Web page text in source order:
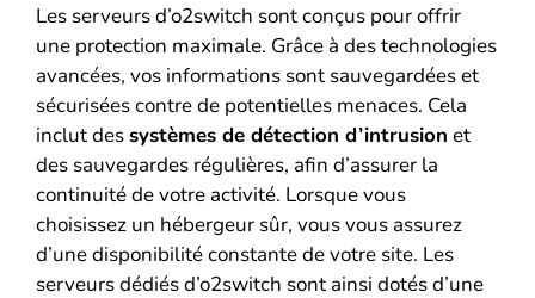
Les serveurs d’o2switch sont conçus pour offrir
une protection maximale. Grâce à des technologies
avancées, vos informations sont sauvegardées et
sécurisées contre de potentielles menaces. Cela
inclut dessystèmes de détection d’intrusion et
des sauvegardes régulières, afin d’assurer la
continuité de votre activité. Lorsque vous
choisissez un hébergeur sûr, vous vous assurez
d’une disponibilité constante de votre site. Les
serveurs dédiés d’o2switch sont ainsi dotés d’une